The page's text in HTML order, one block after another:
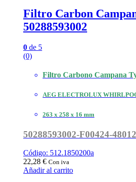
Filtro Carbon
50288593002
0 de 5
(0)
Filtro Carbono Campana
AEG ELECTROLUX
263 x 258 x 16 mm
50288593002-F00424-
Código: 512.1850200a
22,28 € Con iva
Añadir al carrito